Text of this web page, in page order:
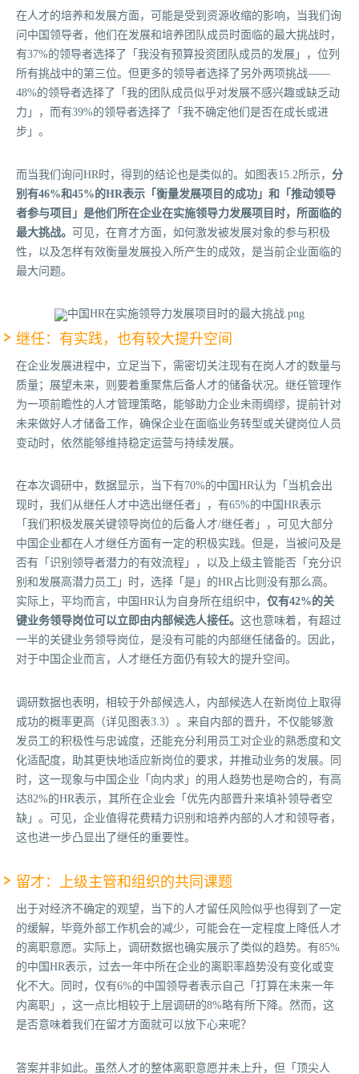
在人才的培养和发展方面，可能是受到资源收缩的影响，当我们询
问中国领导者，他们在发展和培养团队成员时面临的最大挑战时，
有37%的领导者选择了「我没有预算投资团队成员的发展」，位列
所有挑战中的第三位。但更多的领导者选择了另外两项挑战——
48%的领导者选择了「我的团队成员似乎对发展不感兴趣或缺乏动
力」，而有39%的领导者选择了「我不确定他们是否在成长或进
步」。
而当我们询问HR时，得到的结论也是类似的。如图表15.2所示， 分
别有46%和45%的HR表示「衡量发展项目的成功」和「推动领导
者参与项目」是他们所在企业在实施领导力发展项目时，所面临的
最大挑战。
可见，在育才方面，如何激发被发展对象的参与积极
性，以及怎样有效衡量发展投入所产生的成效，是当前企业面临的
最大问题。
继任：有实践，也有较大提升空间
在企业发展进程中，立足当下，需密切关注现有在岗人才的数量与
质量；展望未来，则要着重聚焦后备人才的储备状况。继任管理作
为一项前瞻性的人才管理策略，能够助力企业未雨绸缪，提前针对
未来做好人才储备工作，确保企业在面临业务转型或关键岗位人员
变动时，依然能够维持稳定运营与持续发展。
在本次调研中，数据显示，当下有70%的中国HR认为「当机会出
现时，我们从继任人才中选出继任者」，有65%的中国HR表示
「我们积极发展关键领导岗位的后备人才/继任者」，可见大部分
中国企业都在人才继任方面有一定的积极实践。但是，当被问及是
否有「识别领导者潜力的有效流程」，以及上级主管能否「充分识
别和发展高潜力员工」时，选择「是」的HR占比则没有那么高。
实际上，平均而言，中国HR认为自身所在组织中， 仅有42%的关
键业务领导岗位可以立即由内部候选人接任。 这也意味着，有超过
一半的关键业务领导岗位，是没有可能的内部继任储备的。因此，
对于中国企业而言，人才继任方面仍有较大的提升空间。
调研数据也表明，相较于外部候选人，内部候选人在新岗位上取得
成功的概率更高（详见图表3.3）。来自内部的晋升，不仅能够激
发员工的积极性与忠诚度，还能充分利用员工对企业的熟悉度和文
化适配度，助其更快地适应新岗位的要求，并推动业务的发展。同
时，这一现象与中国企业「向内求」的用人趋势也是吻合的，有高
达82%的HR表示，其所在企业会「优先内部晋升来填补领导者空
缺」。可见，企业值得花费精力识别和培养内部的人才和领导者，
这也进一步凸显出了继任的重要性。
留才：上级主管和组织的共同课题
出于对经济不确定的观望，当下的人才留任风险似乎也得到了一定
的缓解，毕竟外部工作机会的减少，可能会在一定程度上降低人才
的离职意愿。实际上，调研数据也确实展示了类似的趋势。有85%
的中国HR表示，过去一年中所在企业的离职率趋势没有变化或变
化不大。同时，仅有6%的中国领导者表示自己「打算在未来一年
内离职」，这一点比相较于上层调研的8%略有所下降。然而，这
是否意味着我们在留才方面就可以放下心来呢？
答案并非如此。虽然人才的整体离职意愿并未上升，但「顶尖人